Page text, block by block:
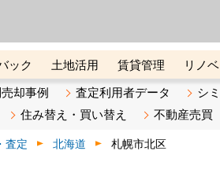
ック 土地活用 賃貸管理 リノ
イン講座
リビンマガジンBiz 不
却事例 査定利用者データ
シ
住み替え・買い替え
不動産売買
査定 北海道 札幌市北区